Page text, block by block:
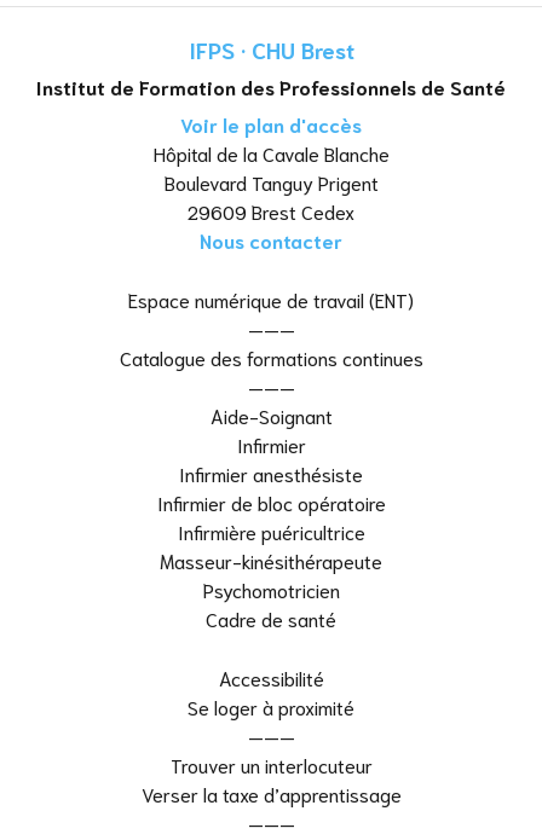
IFPS · CHU Brest
Institut de Formation des Professionnels de Santé
Voir le plan d'accès
Hôpital de la Cavale Blanche
Boulevard Tanguy Prigent
29609 Brest Cedex
Nous contacter
Espace numérique de travail (ENT)
———
Catalogue des formations continues
———
Aide-Soignant
Infirmier
Infirmier anesthésiste
Infirmier de bloc opératoire
Infirmière puéricultrice
Masseur-kinésithérapeute
Psychomotricien
Cadre de santé
Accessibilité
Se loger à proximité
———
Trouver un interlocuteur
Verser la taxe d’apprentissage
———